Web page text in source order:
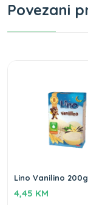
Povezani
Lino Vanilino
4,45 KM